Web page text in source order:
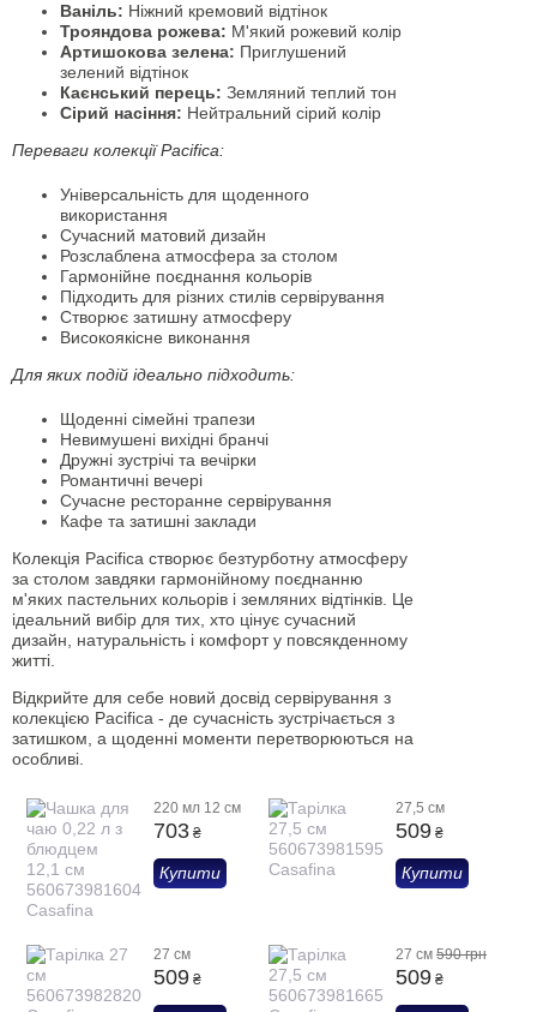
Ваніль: Ніжний кремовий відтінок
Трояндова рожева: М'який рожевий колір
Артишокова зелена: Приглушений
зелений відтінок
Каєнський перець: Земляний теплий тон
Сірий насіння: Нейтральний сірий колір
Переваги колекції Pacifica:
Універсальність для щоденного
використання
Сучасний матовий дизайн
Розслаблена атмосфера за столом
Гармонійне поєднання кольорів
Підходить для різних стилів сервірування
Створює затишну атмосферу
Високоякісне виконання
Для яких подій ідеально підходить:
Щоденні сімейні трапези
Невимушені вихідні бранчі
Дружні зустрічі та вечірки
Романтичні вечері
Сучасне ресторанне сервірування
Кафе та затишні заклади
Колекція Pacifica створює безтурботну атмосферу
за столом завдяки гармонійному поєднанню
м'яких пастельних кольорів і земляних відтінків. Це
ідеальний вибір для тих, хто цінує сучасний
дизайн, натуральність і комфорт у повсякденному
житті.
Відкрийте для себе новий досвід сервірування з
колекцією Pacifica - де сучасність зустрічається з
затишком, а щоденні моменти перетворюються на
особливі.
220 мл 12 см
703 ₴
Купити
27,5 см
509 ₴
Купити
27 см
509 ₴
27 см 590 грн
509 ₴